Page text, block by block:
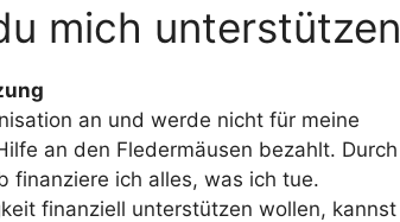
mich unterstützen
an und werde nicht für meine
an den Fledermäusen bezahlt. Durch
finanziere ich alles, was ich tue.
finanziell unterstützen wollen, kannst